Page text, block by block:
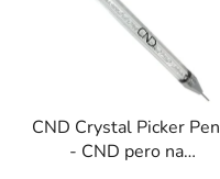
CND Crystal Picker Pen
- CND pero na